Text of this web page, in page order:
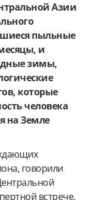
Азии
пыльные
и
зимы,
которые
человека
на Земле
говорили
встрече,